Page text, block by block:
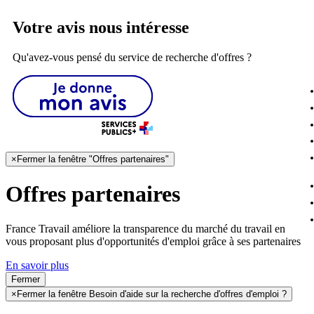
Votre avis nous intéresse
Qu'avez-vous pensé du service de recherche d'offres ?
× Fermer la fenêtre "Offres partenaires"
Offres partenaires
France Travail améliore la transparence du marché du travail en
vous proposant plus d'opportunités d'emploi grâce à ses partenaires
En savoir plus
Fermer
× Fermer la fenêtre Besoin d'aide sur la recherche d'offres d'emploi ?